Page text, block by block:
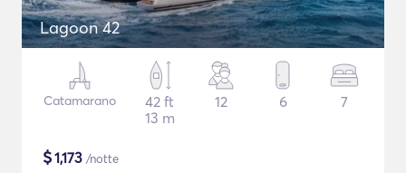
Lagoon 42
Catamarano
42 ft
13 m
12 6 7
$1,173 /notte